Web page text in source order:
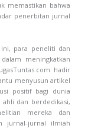
memastikan bahwa
penerbitan jurnal
para peneliti dan
meningkatkan
hadir
menyusun artikel
positif bagi dunia
dan berdedikasi,
mereka dan
jurnal-jurnal ilmiah